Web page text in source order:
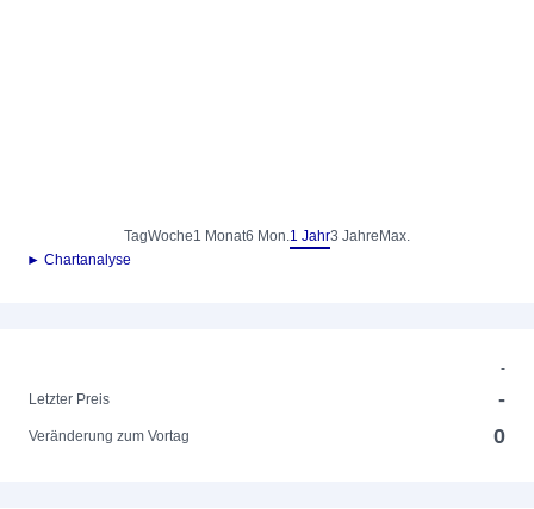
TagWoche1 Monat6 Mon.1 Jahr3 Jahre Max.
► Chartanalyse
-
Letzter Preis
-
Veränderung zum Vortag 0